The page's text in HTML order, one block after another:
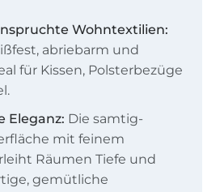
Wohntextilien:
abriebarm und
für Kissen, Polsterbezüge
Eleganz: Die samtig-
mit feinem
Räumen Tiefe und
gemütliche